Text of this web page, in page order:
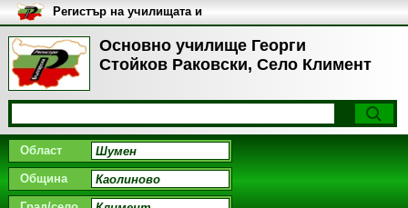
Основно училище Георги
Стойков Раковски, Село Климент
Регистър на училищата и
университетите в България
Област
Община